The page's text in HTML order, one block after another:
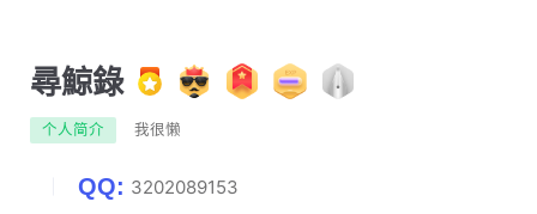
尋鯨錄
个人简介 我很懒
QQ: 3202089153